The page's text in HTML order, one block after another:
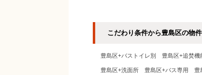
こだわり条件から豊島区の物
豊島区+バストイレ別 豊島区+追焚機
豊島区+洗面所 豊島区+バス専用 豊